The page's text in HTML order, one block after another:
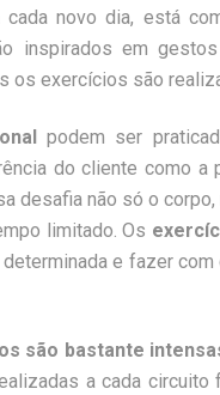
cada novo dia, está
inspirados em
os exercícios são
podem ser
do cliente como a
desafia não só o
limitado. Os
e fazer
são bastante
a cada